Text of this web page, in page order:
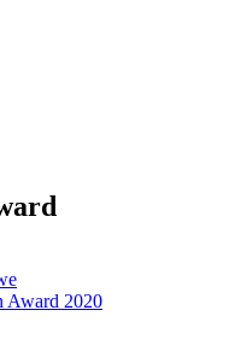
Award 2020